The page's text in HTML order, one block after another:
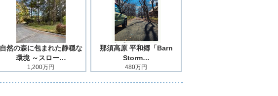
自然の森に包まれた静穏な
環境 ～スロー…
1,200万円
那須高原 平和郷「Barn
Storm…
480万円